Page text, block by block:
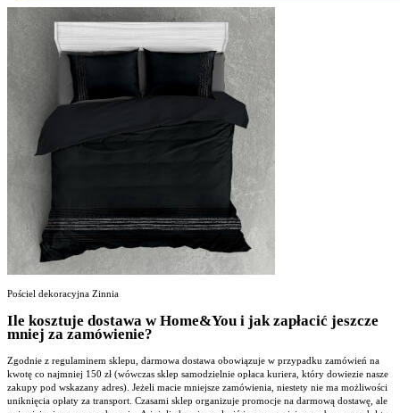
Pościel dekoracyjna Zinnia
Ile kosztuje dostawa w Home&You i jak zapłacić jeszcze
mniej za zamówienie?
Zgodnie z regulaminem sklepu, darmowa dostawa obowiązuje w przypadku zamówień na
kwotę co najmniej 150 zł (wówczas sklep samodzielnie opłaca kuriera, który dowiezie nasze
zakupy pod wskazany adres). Jeżeli macie mniejsze zamówienia, niestety nie ma możliwości
uniknięcia opłaty za transport. Czasami sklep organizuje promocje na darmową dostawę, ale